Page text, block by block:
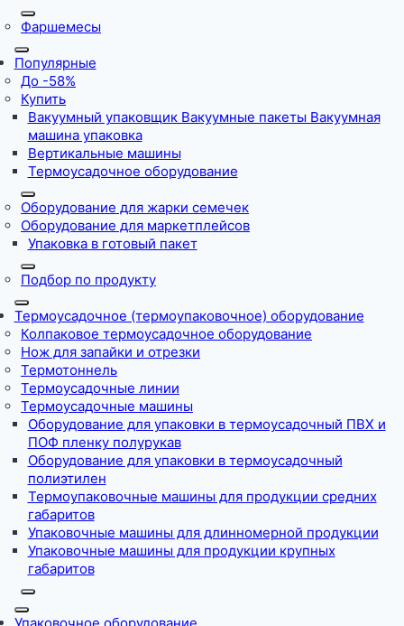
Фаршемесы
Популярные
До -58%
Купить
Вакуумный упаковщик Вакуумные пакеты Вакуумная
машина упаковка
Вертикальные машины
Термоусадочное оборудование
Оборудование для жарки семечек
Оборудование для маркетплейсов
Упаковка в готовый пакет
Подбор по продукту
Термоусадочное (термоупаковочное) оборудование
Колпаковое термоусадочное оборудование
Нож для запайки и отрезки
Термотоннель
Термоусадочные линии
Термоусадочные машины
Оборудование для упаковки в термоусадочный ПВХ и
ПОФ пленку полурукав
Оборудование для упаковки в термоусадочный
полиэтилен
Термоупаковочные машины для продукции средних
габаритов
Упаковочные машины для длинномерной продукции
Упаковочные машины для продукции крупных
габаритов